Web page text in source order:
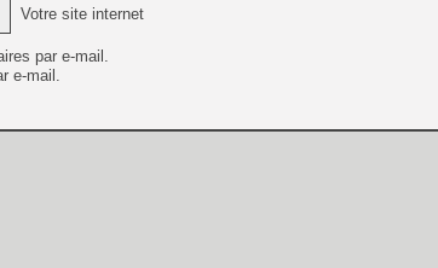
[Mo5] Deux inédits du
Votre site internet
par e-mail.
e-mail.